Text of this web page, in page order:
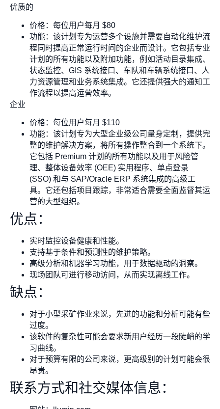
优质的
价格：每位用户每月 $80
功能：该计划专为运营多个设施并需要自动化维护流
程同时提高正常运行时间的企业而设计。它包括专业
计划的所有功能以及附加功能，例如活动目录集成、
状态监控、GIS 系统接口、车队和车辆系统接口、人
力资源管理和业务系统集成。它还提供强大的通知工
作流程以提高运营效率。
企业
价格：每位用户每月 $110
功能：该计划专为大型企业级公司量身定制，提供完
整的维护解决方案，将所有操作整合到一个系统下。
它包括 Premium 计划的所有功能以及用于风险管
理、整体设备效率 (OEE) 实用程序、单点登录
(SSO) 和与 SAP/Oracle ERP 系统集成的高级工
具。它还包括项目跟踪，非常适合需要全面监督其运
营的大型组织。
优点：
实时监控设备健康和性能。
支持基于条件和预测性的维护策略。
高级分析和机器学习功能，用于数据驱动的洞察。
现场团队可进行移动访问，从而实现离线工作。
缺点：
对于小型采矿作业来说，先进的功能和分析可能有些
过度。
该软件的复杂性可能会要求新用户经历一段陡峭的学
习曲线。
对于预算有限的公司来说，更高级别的计划可能会很
昂贵。
联系方式和社交媒体信息：